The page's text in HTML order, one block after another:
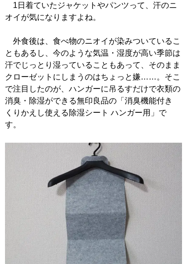
1日着ていたジャケットやパンツって、汗のニ
オイが気になりますよね。
外食後は、食べ物のニオイが染みついているこ
ともあるし、今のような気温・湿度が高い季節は
汗でじっとり湿っていることもあって、そのまま
クローゼットにしまうのはちょっと嫌……。そこ
で注目したのが、ハンガーに吊るすだけで衣類の
消臭・除湿ができる無印良品の「消臭機能付き
くりかえし使える除湿シート ハンガー用」で
す。